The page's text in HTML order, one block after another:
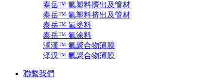
泰岳™ 氟塑料擠出及管材
泰岳™ 氟塑料挤出及管材
泰岳™ 氟塗料
泰岳™ 氟涂料
澤漢™ 氟聚合物薄膜
泽汉™ 氟聚合物薄膜
聯繫我們